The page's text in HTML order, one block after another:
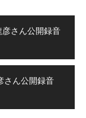
さん公開録音
さん公開録音